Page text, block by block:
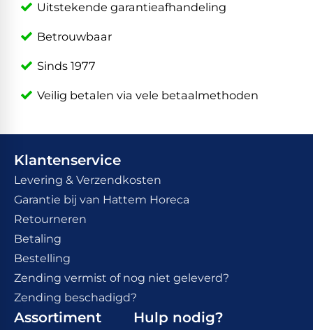
Uitstekende garantieafhandeling
Betrouwbaar
Sinds 1977
Veilig betalen via vele betaalmethoden
Klantenservice
Levering & Verzendkosten
Garantie bij van Hattem Horeca
Retourneren
Betaling
Bestelling
Zending vermist of nog niet geleverd?
Zending beschadigd?
Assortiment Hulp nodig?